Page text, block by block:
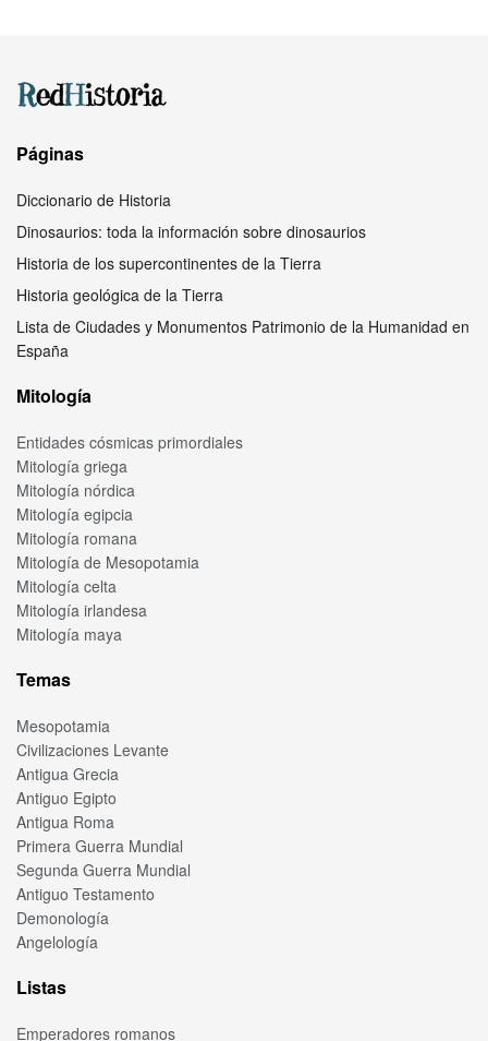
Páginas
Diccionario de Historia
Dinosaurios: toda la información sobre dinosaurios
Historia de los supercontinentes de la Tierra
Historia geológica de la Tierra
Lista de Ciudades y Monumentos Patrimonio de la Humanidad en
España
Mitología
Entidades cósmicas primordiales
Mitología griega
Mitología nórdica
Mitología egipcia
Mitología romana
Mitología de Mesopotamia
Mitología celta
Mitología irlandesa
Mitología maya
Temas
Mesopotamia
Civilizaciones Levante
Antigua Grecia
Antiguo Egipto
Antigua Roma
Primera Guerra Mundial
Segunda Guerra Mundial
Antiguo Testamento
Demonología
Angelología
Listas
Emperadores romanos